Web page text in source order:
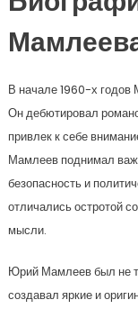
В начале 1960-х годов
Он дебютировал
привлек к себе
Мамлеев поднимал
безопасность и
отличались остротой
мысли.
Юрий Мамлеев был не
создавал яркие и